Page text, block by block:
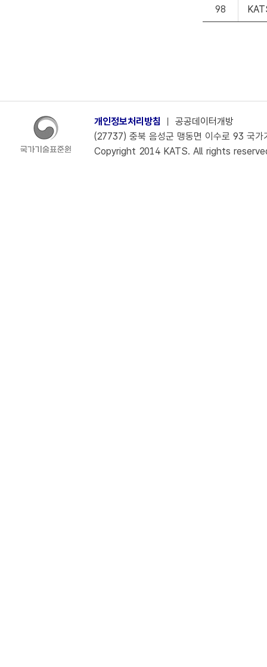
98
개인정보처리방침 ㅣ 공공데이터개방
(27737) 충북 음성군 맹동면 이수로 93 국
Copyright 2014 KATS. All rights